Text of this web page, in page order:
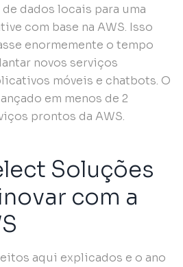
dados locais para uma
com base na AWS. Isso
enormemente o tempo
novos serviços
móveis e chatbots. O
em menos de 2
prontos da AWS.
Soluções
com a
aqui explicados e o ano